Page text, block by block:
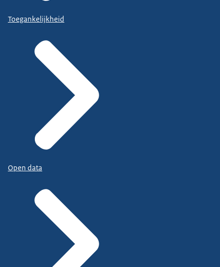
Toegankelijkheid
Open data